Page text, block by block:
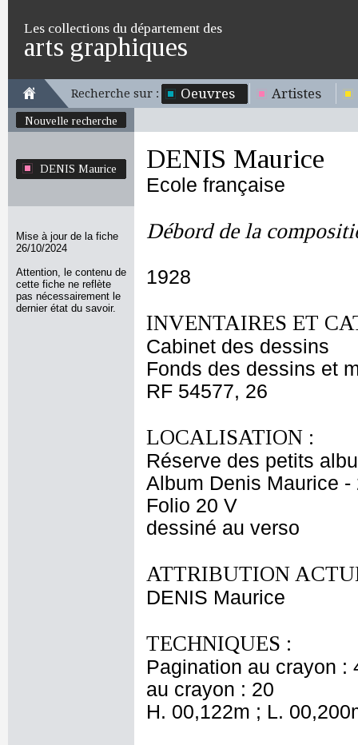
Les collections du département des
arts graphiques
Recherche sur : Oeuvres Artistes
Nouvelle recherche
DENIS Maurice
Mise à jour de la fiche
26/10/2024
Attention, le contenu de
cette fiche ne reflète
pas nécessairement le
dernier état du savoir.
DENIS Maurice
Ecole française
Débord de la
1928
INVENTAIRES ET
Cabinet des dessins
Fonds des dessins et
RF 54577, 26
LOCALISATION :
Réserve des petits
Album Denis Maurice -
Folio 20 V
dessiné au verso
ATTRIBUTION
DENIS Maurice
TECHNIQUES :
Pagination au crayon :
au crayon : 20
H. 00,122m ; L.